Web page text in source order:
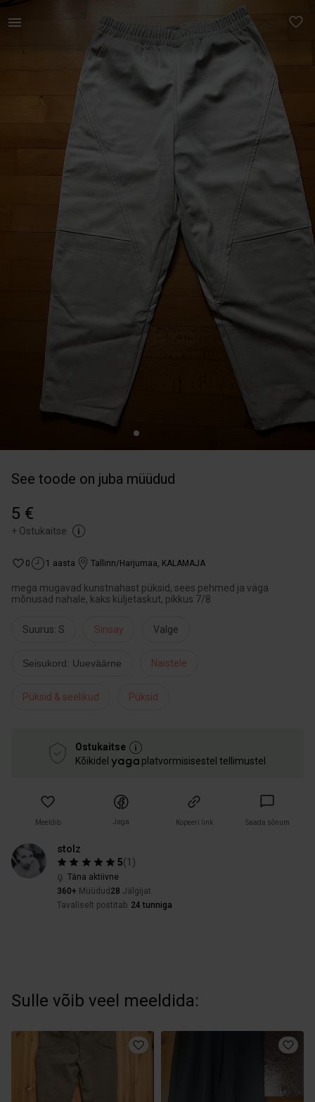
See toode on juba müüdud
5 €
+ Ostukaitse
0 1 aasta Tallinn/Harjumaa, KALAMAJA
mega mugavad kunstnahast püksid, sees pehmed ja väga
mõnusad nahale, kaks küljetaskut, pikkus 7/8
Suurus: S Sinsay Valge
Seisukord: Uueväärne Naistele
Püksid & seelikud Püksid
Ostukaitse
Kõikidel
platvormisisestel tellimustel
Meeldib Jaga Kopeeri link Saada sõnum
stolz
5(1 )
Täna aktiivne
360+ Müüdud 28 Jälgijat
Tavaliselt postitab 24 tunniga
Sulle võib veel meeldida: